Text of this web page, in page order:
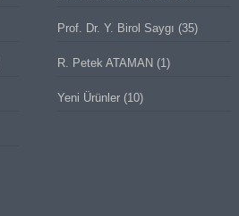
Prof. Dr. Y. Birol Saygı (35)
R. Petek ATAMAN (1)
Yeni Ürünler (10)